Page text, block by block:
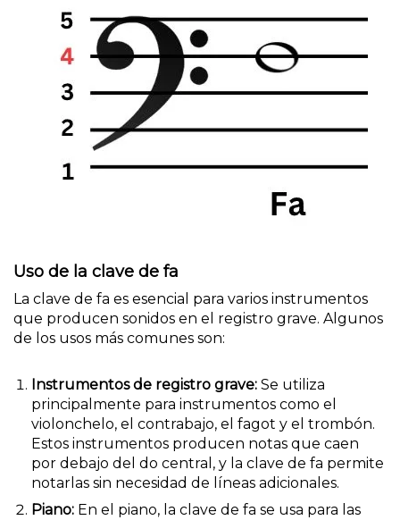
Uso de la clave de fa
La clave de fa es esencial para varios instrumentos
que producen sonidos en el registro grave. Algunos
de los usos más comunes son:
Instrumentos de registro grave: Se utiliza
principalmente para instrumentos como el
violonchelo, el contrabajo, el fagot y el trombón.
Estos instrumentos producen notas que caen
por debajo del do central, y la clave de fa permite
notarlas sin necesidad de líneas adicionales.
Piano: En el piano, la clave de fa se usa para las